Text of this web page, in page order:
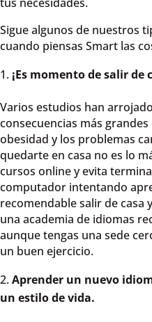
Sigue algunos de nuestros
cuando piensas Smart las
¡Es momento de salir de
Varios estudios han
consecuencias más
obesidad y los problemas
quedarte en casa no es lo
cursos online y evita
computador intentando
recomendable salir de casa
una academia de idiomas
aunque tengas una sede
un buen ejercicio.
Aprender un nuevo
un estilo de vida.